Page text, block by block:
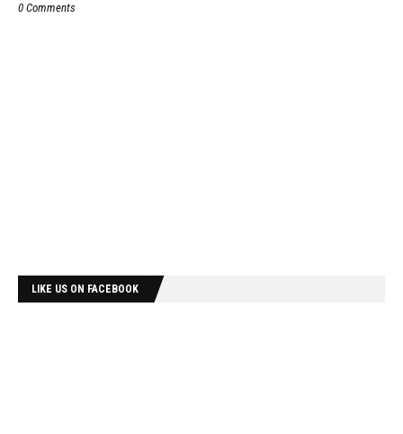
0 Comments
LIKE US ON FACEBOOK